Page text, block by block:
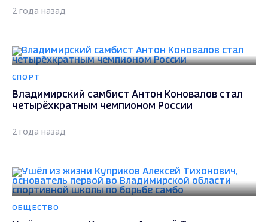
2 года назад
СПОРТ
Владимирский самбист Антон Коновалов стал
четырёхкратным чемпионом России
2 года назад
ОБЩЕСТВО